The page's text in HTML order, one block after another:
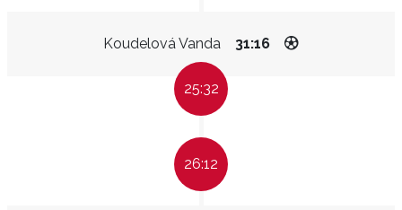
Koudelová Vanda 31:16
25:32
26:12